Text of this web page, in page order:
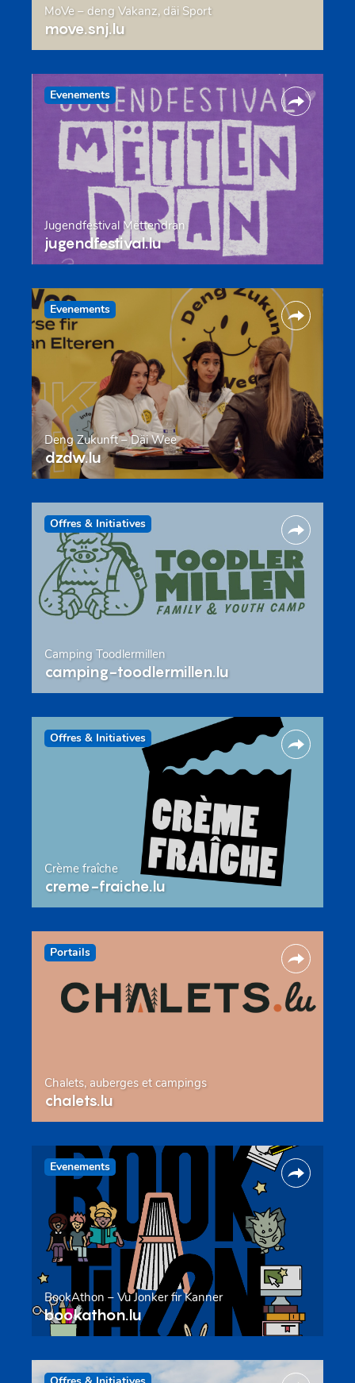
MoVe – deng Vakanz, däi Sport
move.snj.lu
Evenements
Jugendfestival Mëttendran
jugendfestival.lu
Evenements
Deng Zukunft – Däi Wee
dzdw.lu
Offres & Initiatives
Camping Toodlermillen
camping-toodlermillen.lu
Offres & Initiatives
Crème fraîche
creme-fraiche.lu
Portails
Chalets, auberges et campings
chalets.lu
Evenements
BookAthon – Vu Jonker fir Kanner
bookathon.lu